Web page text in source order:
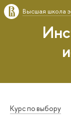
Высшая школа
Курс по выбору